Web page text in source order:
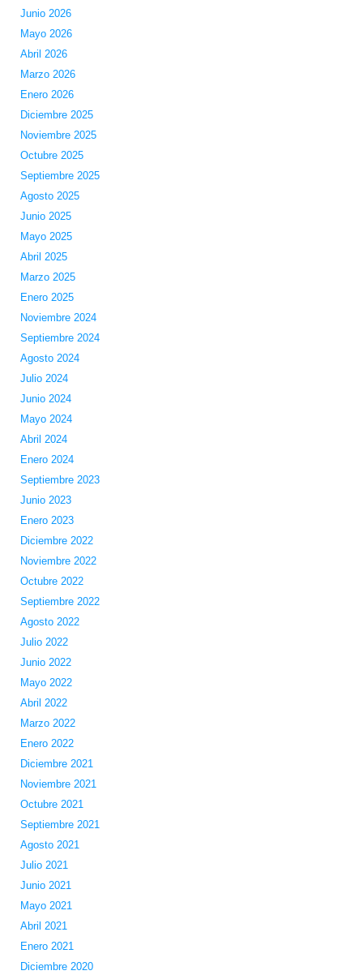
Junio 2026
Mayo 2026
Abril 2026
Marzo 2026
Enero 2026
Diciembre 2025
Noviembre 2025
Octubre 2025
Septiembre 2025
Agosto 2025
Junio 2025
Mayo 2025
Abril 2025
Marzo 2025
Enero 2025
Noviembre 2024
Septiembre 2024
Agosto 2024
Julio 2024
Junio 2024
Mayo 2024
Abril 2024
Enero 2024
Septiembre 2023
Junio 2023
Enero 2023
Diciembre 2022
Noviembre 2022
Octubre 2022
Septiembre 2022
Agosto 2022
Julio 2022
Junio 2022
Mayo 2022
Abril 2022
Marzo 2022
Enero 2022
Diciembre 2021
Noviembre 2021
Octubre 2021
Septiembre 2021
Agosto 2021
Julio 2021
Junio 2021
Mayo 2021
Abril 2021
Enero 2021
Diciembre 2020